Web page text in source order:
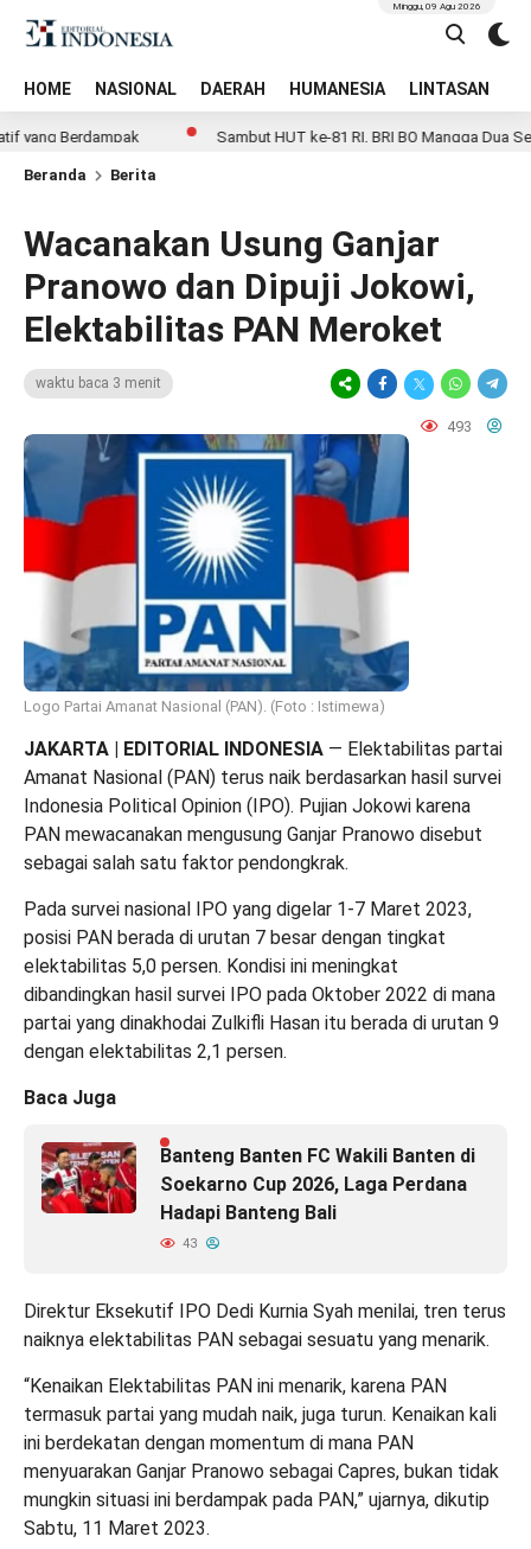
HOME NASIONAL DAERAH HUMANESIA LINTASAN
Minggu, 09 Agu 2026
Berdampak Sambut HUT ke-81 RI, BRI BO Mangga Dua
Beranda Berita
Wacanakan Usung Ganjar
Pranowo dan Dipuji Jokowi,
Elektabilitas PAN Meroket
waktu baca 3 menit
493
Logo Partai Amanat Nasional (PAN). (Foto : Istimewa)
JAKARTA | EDITORIAL INDONESIA — Elektabilitas partai
Amanat Nasional (PAN) terus naik berdasarkan hasil survei
Indonesia Political Opinion (IPO). Pujian Jokowi karena
PAN mewacanakan mengusung Ganjar Pranowo disebut
sebagai salah satu faktor pendongkrak.
Pada survei nasional IPO yang digelar 1-7 Maret 2023,
posisi PAN berada di urutan 7 besar dengan tingkat
elektabilitas 5,0 persen. Kondisi ini meningkat
dibandingkan hasil survei IPO pada Oktober 2022 di mana
partai yang dinakhodai Zulkifli Hasan itu berada di urutan 9
dengan elektabilitas 2,1 persen.
Baca Juga
Banteng Banten FC Wakili Banten di
Soekarno Cup 2026, Laga Perdana
Hadapi Banteng Bali
43
Direktur Eksekutif IPO Dedi Kurnia Syah menilai, tren terus
naiknya elektabilitas PAN sebagai sesuatu yang menarik.
“Kenaikan Elektabilitas PAN ini menarik, karena PAN
termasuk partai yang mudah naik, juga turun. Kenaikan kali
ini berdekatan dengan momentum di mana PAN
menyuarakan Ganjar Pranowo sebagai Capres, bukan tidak
mungkin situasi ini berdampak pada PAN,” ujarnya, dikutip
Sabtu, 11 Maret 2023.